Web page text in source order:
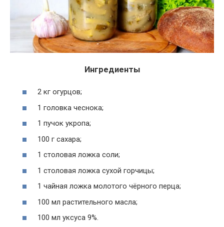
Ингредиенты
2 кг огурцов;
1 головка чеснока;
1 пучок укропа;
100 г сахара;
1 столовая ложка соли;
1 столовая ложка сухой горчицы;
1 чайная ложка молотого чёрного перца;
100 мл растительного масла;
100 мл уксуса 9%.